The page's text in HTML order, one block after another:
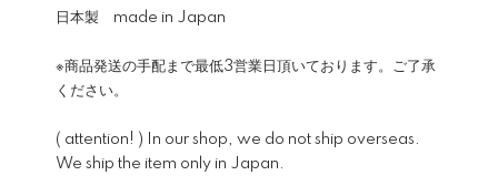
日本製 made in Japan
※商品発送の手配まで最低3営業日頂いております。ご了承
ください。
( attention! ) In our shop, we do not ship overseas.
We ship the item only in Japan.